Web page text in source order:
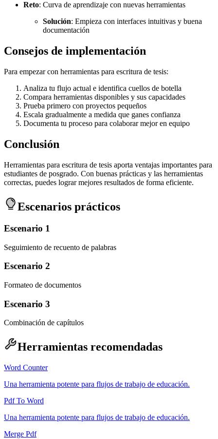
Reto: Curva de aprendizaje con nuevas herramientas
Solución: Empieza con interfaces intuitivas y buena
documentación
Consejos de implementación
Para empezar con herramientas para escritura de tesis:
Analiza tu flujo actual e identifica cuellos de botella
Compara herramientas disponibles y sus capacidades
Prueba primero con proyectos pequeños
Escala gradualmente a medida que ganes confianza
Documenta tu proceso para colaborar mejor en equipo
Conclusión
Herramientas para escritura de tesis aporta ventajas importantes para
estudiantes de posgrado. Con buenas prácticas y las herramientas
correctas, puedes lograr mejores resultados de forma eficiente.
Escenarios prácticos
Escenario 1
Seguimiento de recuento de palabras
Escenario 2
Formateo de documentos
Escenario 3
Combinación de capítulos
Herramientas recomendadas
Word Counter
Una herramienta potente para flujos de trabajo de educación.
Pdf To Word
Una herramienta potente para flujos de trabajo de educación.
Merge Pdf